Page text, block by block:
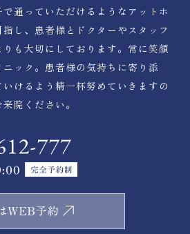
通っていただけるようなアットホ
し、患者様とドクターやスタッフ
も大切にしております。常に笑顔
ック。患者様の気持ちに寄り添
けるよう精一杯努めていきますの
院ください。